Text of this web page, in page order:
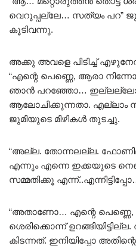
വെറുപ്പല്ലേ… സത്യം പറ”
കൂടിവന്നു.
അക്കു അവളെ പിടിച്ച്
“എന്റെ പെണ്ണെ, ആരാ
ഞാൻ പറഞ്ഞോ…
ആലോചിക്കുന്നതാ. എല്ലാം
ജുമിയുടെ മിഴികൾ തുടച്ചു.
“അല്ല. തോന്നലല്ല.
എന്നും എന്നെ ഇക്കയുടെ
സമ്മതിക്കൂ
“അതാണോ… എന്റെ
ശെരിക്കൊന്ന്
കിടന്നത്. ഇനിയിപ്പോ